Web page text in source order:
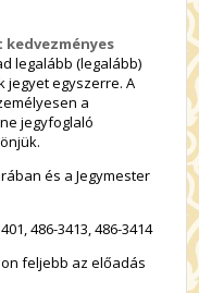
kedvezményes
legalább (legalább)
egyszerre. A
a
jegyfoglaló
és a Jegymester
486-3413, 486-3414
feljebb az előadás